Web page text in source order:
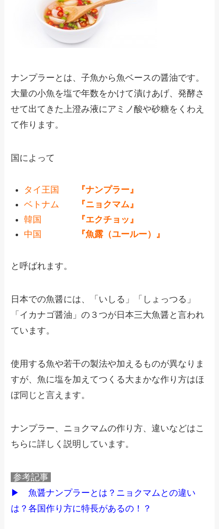
ナンプラーとは、子魚から魚ベースの醤油です。
大量の小魚を塩で年数をかけて漬けあげ、発酵さ
せて出てきた上澄み液にアミノ酸や砂糖をくわえ
て作ります。
国によって
タイ王国
『ナンプラー』
ベトナム
『ニョクマム』
韓国
『エクチョッ』
中国
『魚露（ユールー）』
と呼ばれます。
日本での魚醤には、「いしる」「しょっつる」
「イカナゴ醤油」の３つが日本三大魚醤と言われ
ています。
使用する魚や若干の製法や加えるものが異なりま
すが、魚に塩を加えてつくる大まかな作り方はほ
ぼ同じと言えます。
ナンプラー、ニョクマムの作り方、違いなどはこ
ちらに詳しく説明しています。
参考記事
▶魚醤ナンプラーとは？ニョクマムとの違い
は？各国作り方に特長があるの！？